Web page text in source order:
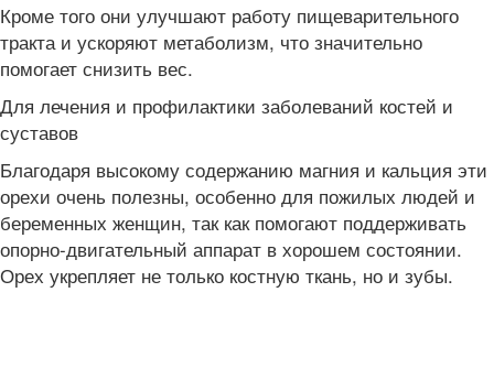
Кроме того они улучшают работу пищеварительного
тракта и ускоряют метаболизм, что значительно
помогает снизить вес.
Для лечения и профилактики заболеваний костей и
суставов
Благодаря высокому содержанию магния и кальция эти
орехи очень полезны, особенно для пожилых людей и
беременных женщин, так как помогают поддерживать
опорно-двигательный аппарат в хорошем состоянии.
Орех укрепляет не только костную ткань, но и зубы.